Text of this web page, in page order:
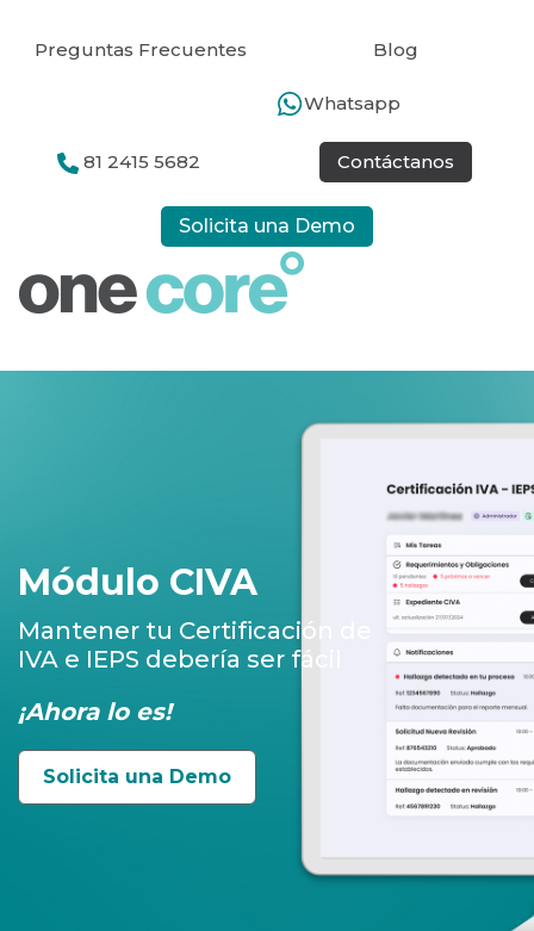
Preguntas Frecuentes Blog
Whatsapp
81 2415 5682 Contáctanos
Solicita una Demo
Módulo CIVA
Mantener tu Certificación de
IVA e IEPS debería ser fácil
¡Ahora lo es!
Solicita una Demo